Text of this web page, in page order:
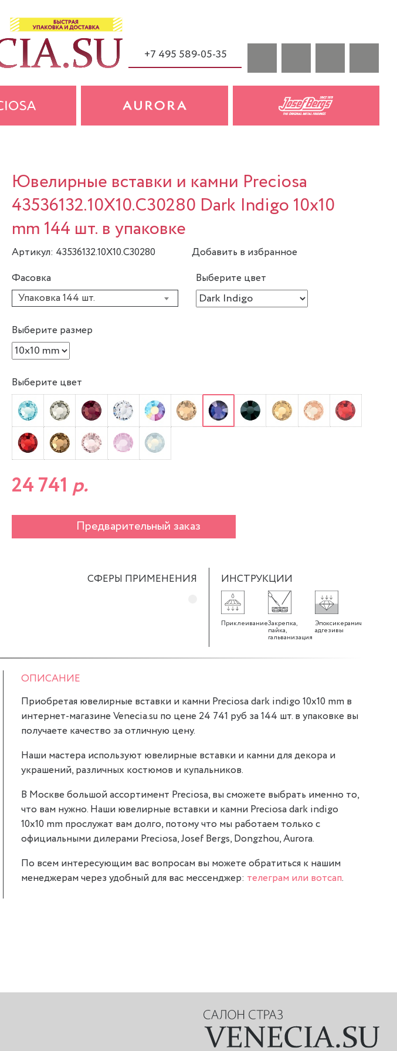
+7 495 589-05-35
Ювелирные вставки и камни Preciosa
43536132.10X10.C30280 Dark Indigo 10x10
mm 144 шт. в упаковке
Артикул: 43536132.10X10.C30280
Добавить в избранное
Фасовка
Упаковка 144 шт.
Выберите цвет
Выберите размер
Выберите цвет
24 741 р.
Предварительный заказ
СФЕРЫ ПРИМЕНЕНИЯ ИНСТРУКЦИИ
ПриклеиваниеЗакрепка,
пайка,
гальванизация
Эпоксикерамические
адгезивы
ОПИСАНИЕ
Приобретая ювелирные вставки и камни Preciosa dark indigo 10x10 mm в
интернет-магазине Venecia.su по цене 24 741 руб за 144 шт. в упаковке вы
получаете качество за отличную цену.
Наши мастера используют ювелирные вставки и камни для декора и
украшений, различных костюмов и купальников.
В Москве большой ассортимент Preciosa, вы сможете выбрать именно то,
что вам нужно. Наши ювелирные вставки и камни Preciosa dark indigo
10x10 mm прослужат вам долго, потому что мы работаем только с
официальными дилерами Preciosa, Josef Bergs, Dongzhou, Aurora.
По всем интересующим вас вопросам вы можете обратиться к нашим
менеджерам через удобный для вас мессенджер: телеграм или вотсап.